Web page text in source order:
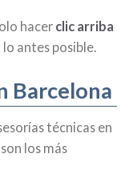
hacer clic arriba
antes posible.
Barcelona
técnicas en
los más